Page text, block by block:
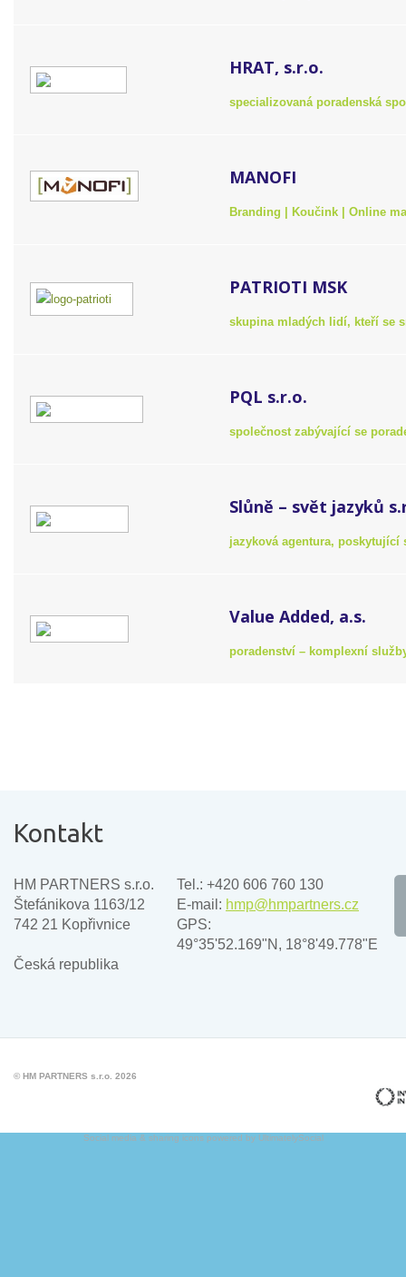
HRAT, s.r.o.
specializovaná poradenská
MANOFI
Branding | Koučink | Online
PATRIOTI MSK
skupina mladých lidí, kteří se
PQL s.r.o.
společnost zabývající se
Slůně – svět jazyků
jazyková agentura,
Value Added, a.s.
poradenství – komplexní
Kontakt
HM PARTNERS s.r.o.
Štefánikova 1163/12
742 21 Kopřivnice
Česká republika
Tel.: +420 606 760 130
E-mail: hmp@hmpartners.cz
GPS:
49°35'52.169"N, 18°8'49.778"E
© HM PARTNERS s.r.o. 2026
Social media & sharing icons powered by UltimatelySocial